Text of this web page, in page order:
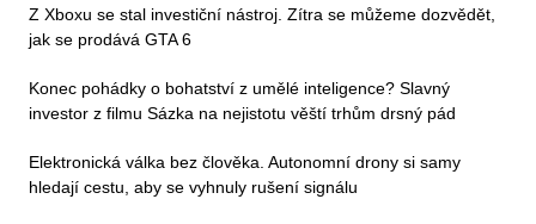
Z Xboxu se stal investiční nástroj. Zítra se můžeme dozvědět,
jak se prodává GTA 6
Konec pohádky o bohatství z umělé inteligence? Slavný
investor z filmu Sázka na nejistotu věští trhům drsný pád
Elektronická válka bez člověka. Autonomní drony si samy
hledají cestu, aby se vyhnuly rušení signálu